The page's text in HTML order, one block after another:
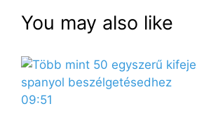
You may also like
09:51